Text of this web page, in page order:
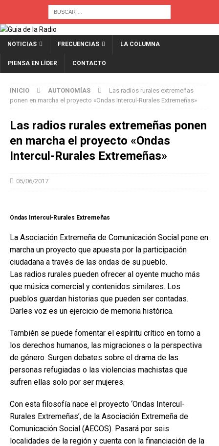
NOTICIAS FRECUENCIAS LA COLUMNA
PIENSA EN LÍDER CONTACTO
INICIO AUTONOMÍAS
Las radios rurales extremeñas
ponen en marcha el proyecto «Ondas Intercul-Rurales Extremeñas»
Las radios rurales extremeñas ponen
en marcha el proyecto «Ondas
Intercul-Rurales Extremeñas»
05/06/2017
Ondas Intercul-Rurales Extremeñas
La Asociación Extremeña de Comunicación Social pone en
marcha un proyecto que apuesta por la participación
ciudadana a través de las ondas de su pueblo.
Las radios rurales pueden ofrecer al oyente mucho más
que música comercial y contenidos similares. Los
pueblos guardan historias que pueden ser contadas.
Darles voz es un ejercicio de memoria histórica.
También se puede fomentar el espíritu crítico en torno a
los derechos humanos, las migraciones o la perspectiva
de género. Surgen debates sobre el drama de las
personas refugiadas o las violencias machistas que
sufren ellas solo por ser mujeres.
Con esta filosofía nace el proyecto ‘Ondas Intercul-
Rurales Extremeñas’, de la Asociación Extremeña de
Comunicación Social (AECOS). Pasará por seis
localidades de la región y cuenta con la financiación de la